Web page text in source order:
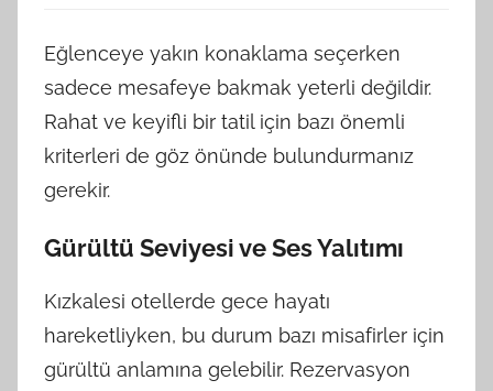
Eğlenceye yakın konaklama seçerken
sadece mesafeye bakmak yeterli değildir.
Rahat ve keyifli bir tatil için bazı önemli
kriterleri de göz önünde bulundurmanız
gerekir.
Gürültü Seviyesi ve Ses Yalıtımı
Kızkalesi otellerde gece hayatı
hareketliyken, bu durum bazı misafirler için
gürültü anlamına gelebilir. Rezervasyon